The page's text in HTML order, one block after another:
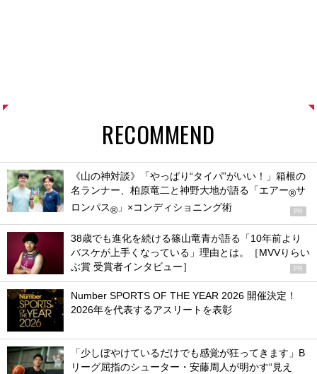
RECOMMEND
《山の神対談》「やっぱり“タイパ”がいい！」箱根の
名ランナー、柏原竜二と神野大地が語る「エアー®サ
ロンパス® 」×コンディショニング術 PR
38歳でも進化を続ける篠山竜青が語る「10年前より
バスケが上手くなっている」理由とは。［MVVりらい
ぶ賞 受賞者インタビュー］
PR
Number SPORTS OF THE YEAR 2026 開催決定！
2026年を代表するアスリートを表彰
「少しぼやけているだけでも感覚が狂ってきます」B
リーグ屈指のシューター・安藤周人が明かす“見え